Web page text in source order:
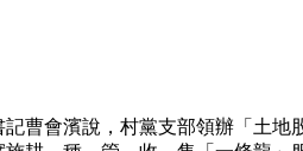
會濱說，村黨支部領辦「土地